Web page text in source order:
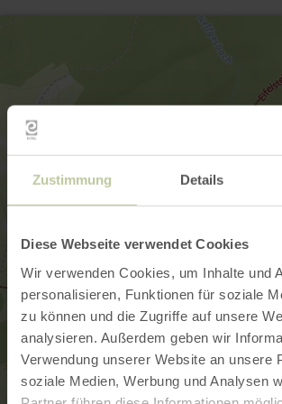
Zustimmung Details
Diese Webseite verwendet Cookies
Wir verwenden Cookies, um Inhalte und
personalisieren, Funktionen für soziale
zu können und die Zugriffe auf unsere
analysieren. Außerdem geben wir
Verwendung unserer Website an unsere
soziale Medien, Werbung und Analysen